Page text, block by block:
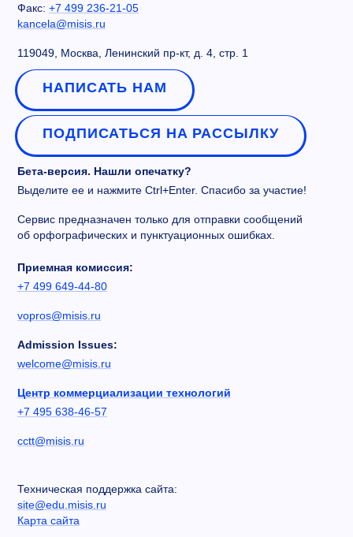
Факс: +7 499 236-21-05
kancela@misis.ru
119049, Москва, Ленинский пр-кт, д. 4, стр. 1
НАПИСАТЬ НАМ
ПОДПИСАТЬСЯ НА РАССЫЛКУ
Бета-версия. Нашли опечатку?
Выделите ее и нажмите Ctrl+Enter. Спасибо за участие!
Сервис предназначен только для отправки сообщений
об орфографических и пунктуационных ошибках.
Приемная комиссия:
+7 499 649-44-80
vopros@misis.ru
Admission Issues:
welcome@misis.ru
Центр коммерциализации технологий
+7 495 638-46-57
cctt@misis.ru
Техническая поддержка сайта:
site@edu.misis.ru
Карта сайта